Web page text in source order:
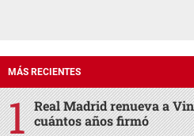
MÁS RECIENTES
Real Madrid renueva a
cuántos años firmó